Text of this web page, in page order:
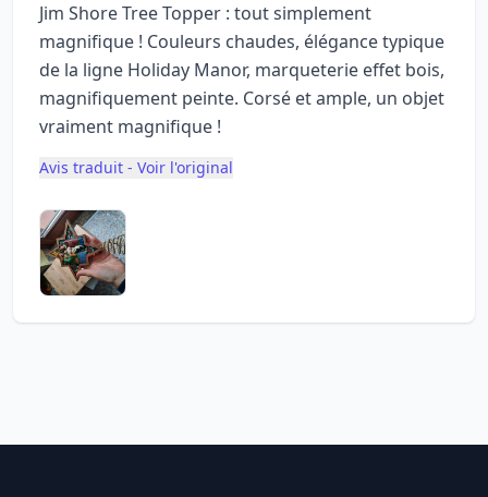
Jim Shore Tree Topper : tout simplement
magnifique ! Couleurs chaudes, élégance typique
de la ligne Holiday Manor, marqueterie effet bois,
magnifiquement peinte. Corsé et ample, un objet
vraiment magnifique !
Avis traduit - Voir l'original